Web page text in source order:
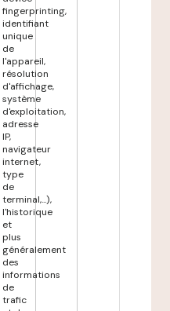
fingerprinting,
identifiant
unique
de
l'appareil,
résolution
d'affichage,
système
d'exploitation,
adresse
IP,
navigateur
internet,
type
de
terminal,...),
l'historique
et
plus
généralement
des
informations
de
trafic